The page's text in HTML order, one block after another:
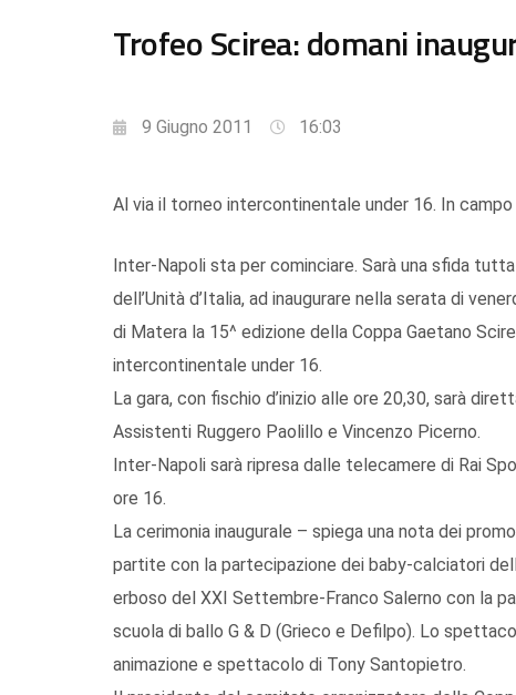
Trofeo Scirea: domani
9 Giugno 2011 16:03
Al via il torneo intercontinentale under 16. In
Inter-Napoli sta per cominciare. Sarà una sfida
dell’Unità d’Italia, ad inaugurare nella serata di
di Matera la 15^ edizione della Coppa Gaetano
intercontinentale under 16.
La gara, con fischio d’inizio alle ore 20,30, sarà
Assistenti Ruggero Paolillo e Vincenzo Picerno.
Inter-Napoli sarà ripresa dalle telecamere di Rai
ore 16.
La cerimonia inaugurale – spiega una nota dei
partite con la partecipazione dei baby-calciatori
erboso del XXI Settembre-Franco Salerno con la
scuola di ballo G & D (Grieco e Defilpo). Lo
animazione e spettacolo di Tony Santopietro.